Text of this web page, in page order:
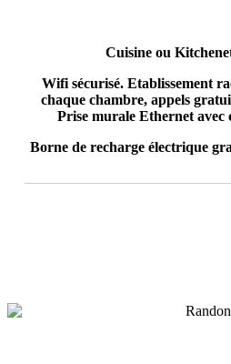
Cuisine ou
Wifi sécurisé. Etablissement
chaque chambre, appels
Prise murale Ethernet avec
Borne de recharge électrique